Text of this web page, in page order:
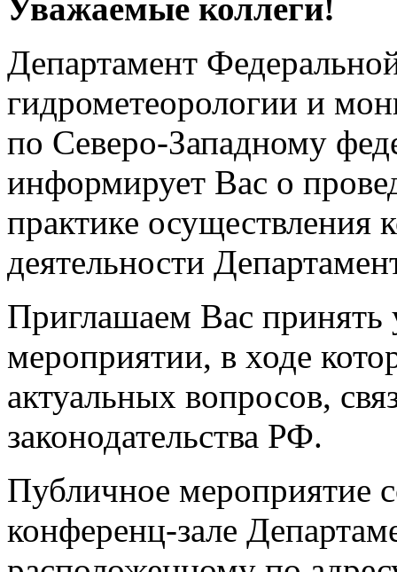
Уважаемые коллеги!
Департамент
гидрометеорологии и
по Северо-Западному
информирует Вас о
практике осуществления
деятельности
Приглашаем Вас принять
мероприятии, в ходе
актуальных вопросов,
законодательства РФ.
Публичное мероприятие
конференц-зале